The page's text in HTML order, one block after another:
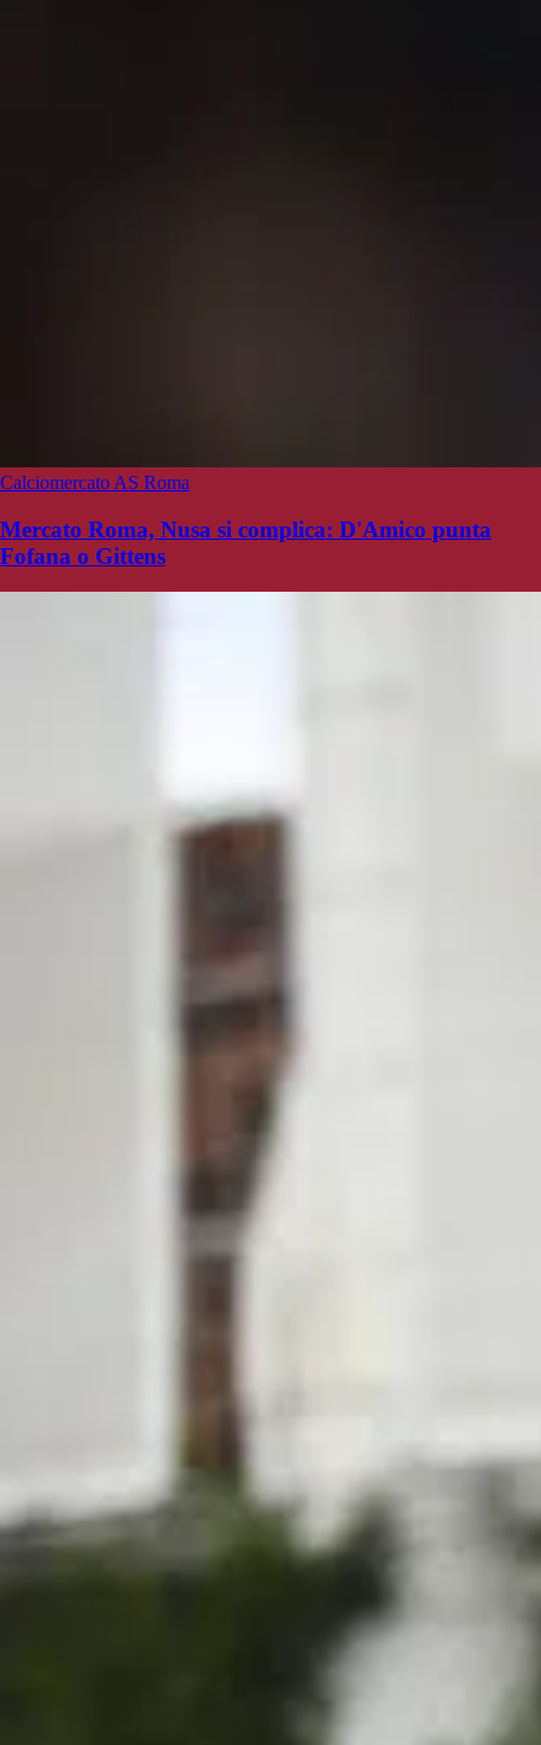
Calciomercato AS Roma
Mercato Roma, Nusa si complica: D'Amico punta
Fofana o Gittens